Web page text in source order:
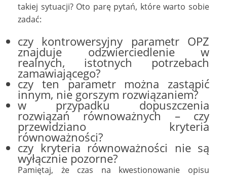
takiej sytuacji? Oto parę pytań, które warto sobie
zadać:
czy kontrowersyjny parametr OPZ
znajduje odzwierciedlenie w
realnych, istotnych potrzebach
zamawiającego?
czy ten parametr można zastąpić
innym, nie gorszym rozwiązaniem?
w przypadku dopuszczenia
rozwiązań równoważnych – czy
przewidziano kryteria
równoważności?
czy kryteria równoważności nie są
wyłącznie pozorne?
Pamiętaj, że czas na kwestionowanie opisu